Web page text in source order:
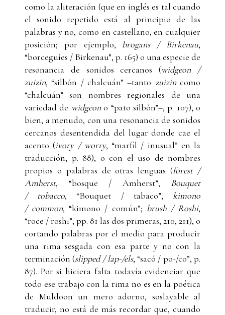
como la aliteración (que en inglés es tal cuando
el sonido repetido está al principio de las
palabras y no, como en castellano, en cualquier
posición; por ejemplo, brogans / Birkenau,
“borceguíes / Birkenau”, p. 165) o una especie de
resonancia de sonidos cercanos (widgeon /
zuizin, “silbón / chalcuán” –tanto zuizincomo
“chalcuán” son nombres regionales de una
variedad de widgeono “pato silbón”–, p. 107), o
bien, a menudo, con una resonancia de sonidos
cercanos desentendida del lugar donde cae el
acento (ivory / worry, “marfil / inusual” en la
traducción, p. 88), o con el uso de nombres
propios o palabras de otras lenguas (forest/
Amherst, “bosque / Amherst”; Bouquet
/ tobacco, “Bouquet / tabaco”;kimono
/ common, “kimono / común”; brush/ Roshi,
“roce / roshi”; pp. 81 las dos primeras, 210, 211), o
cortando palabras por el medio para producir
una rima sesgada con esa parte y no con la
terminación (slipped / lap-/els, “sacó / po-/co”, p.
87). Por si hiciera falta todavía evidenciar que
todo ese trabajo con la rima no es en la poética
de Muldoon un mero adorno, soslayable al
traducir, no está de más recordar que, cuando